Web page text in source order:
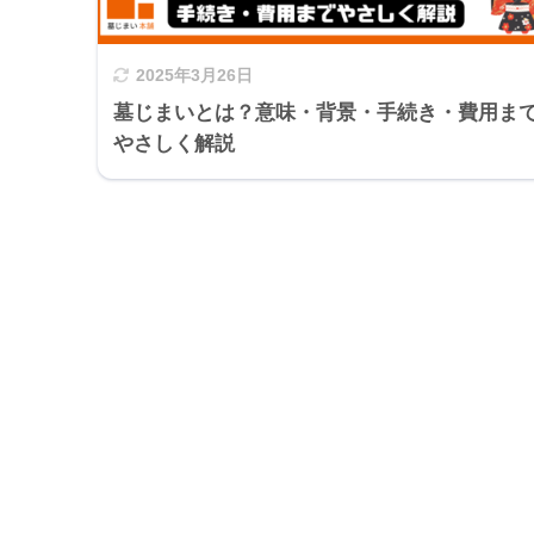
2025年3月26日
墓じまいとは？意味・背景・手続き・費用ま
やさしく解説